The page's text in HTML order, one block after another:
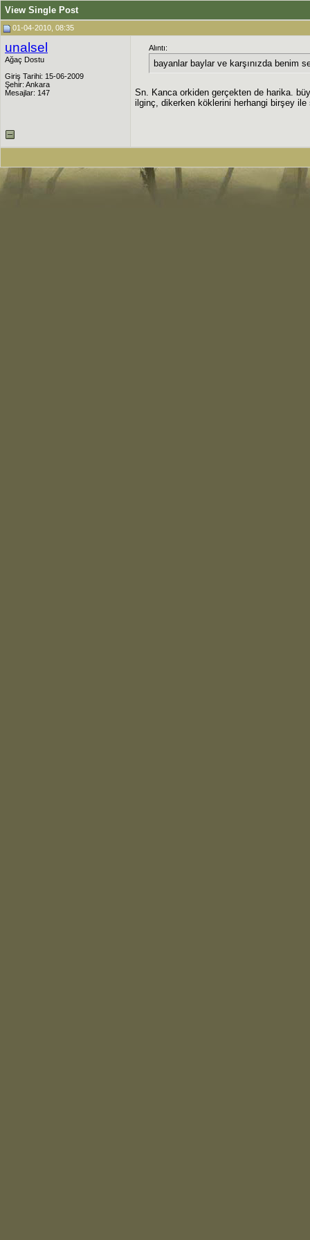
View Single Post
01-04-2010, 08:35
unalsel
Ağaç Dostu
Giriş Tarihi: 15-06-2009
Şehir: Ankara
Mesajlar: 147
Alıntı:
bayanlar baylar ve karşınızda benim
Sn. Kanca orkiden gerçekten de harika.
ilginç, dikerken köklerini herhangi birşey ile